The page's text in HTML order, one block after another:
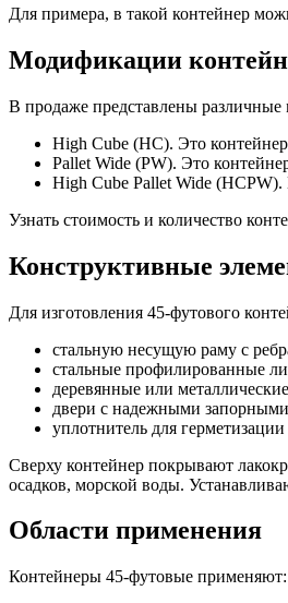
Для примера, в такой контейнер
Модификации
В продаже представлены различные
High Cube (HC). Это
Pallet Wide (PW). Это
High Cube Pallet Wide (HCPW).
Узнать стоимость и количество
Конструктивные
Для изготовления 45-футового
стальную несущую раму с
стальные профилированные
деревянные или
двери с надежными запорными
уплотнитель для
Сверху контейнер покрывают
осадков, морской воды.
Области применения
Контейнеры 45-футовые применяют: